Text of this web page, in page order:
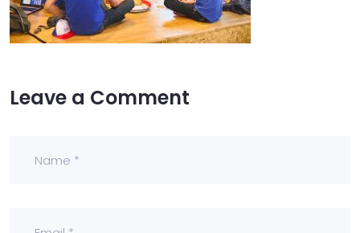
Leave a Comment